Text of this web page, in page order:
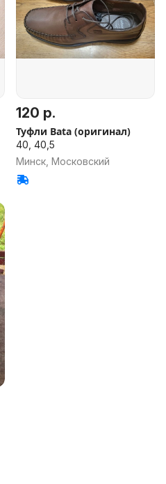
120 р.
Туфли Bata (оригинал)
40, 40,5
Минск, Московский